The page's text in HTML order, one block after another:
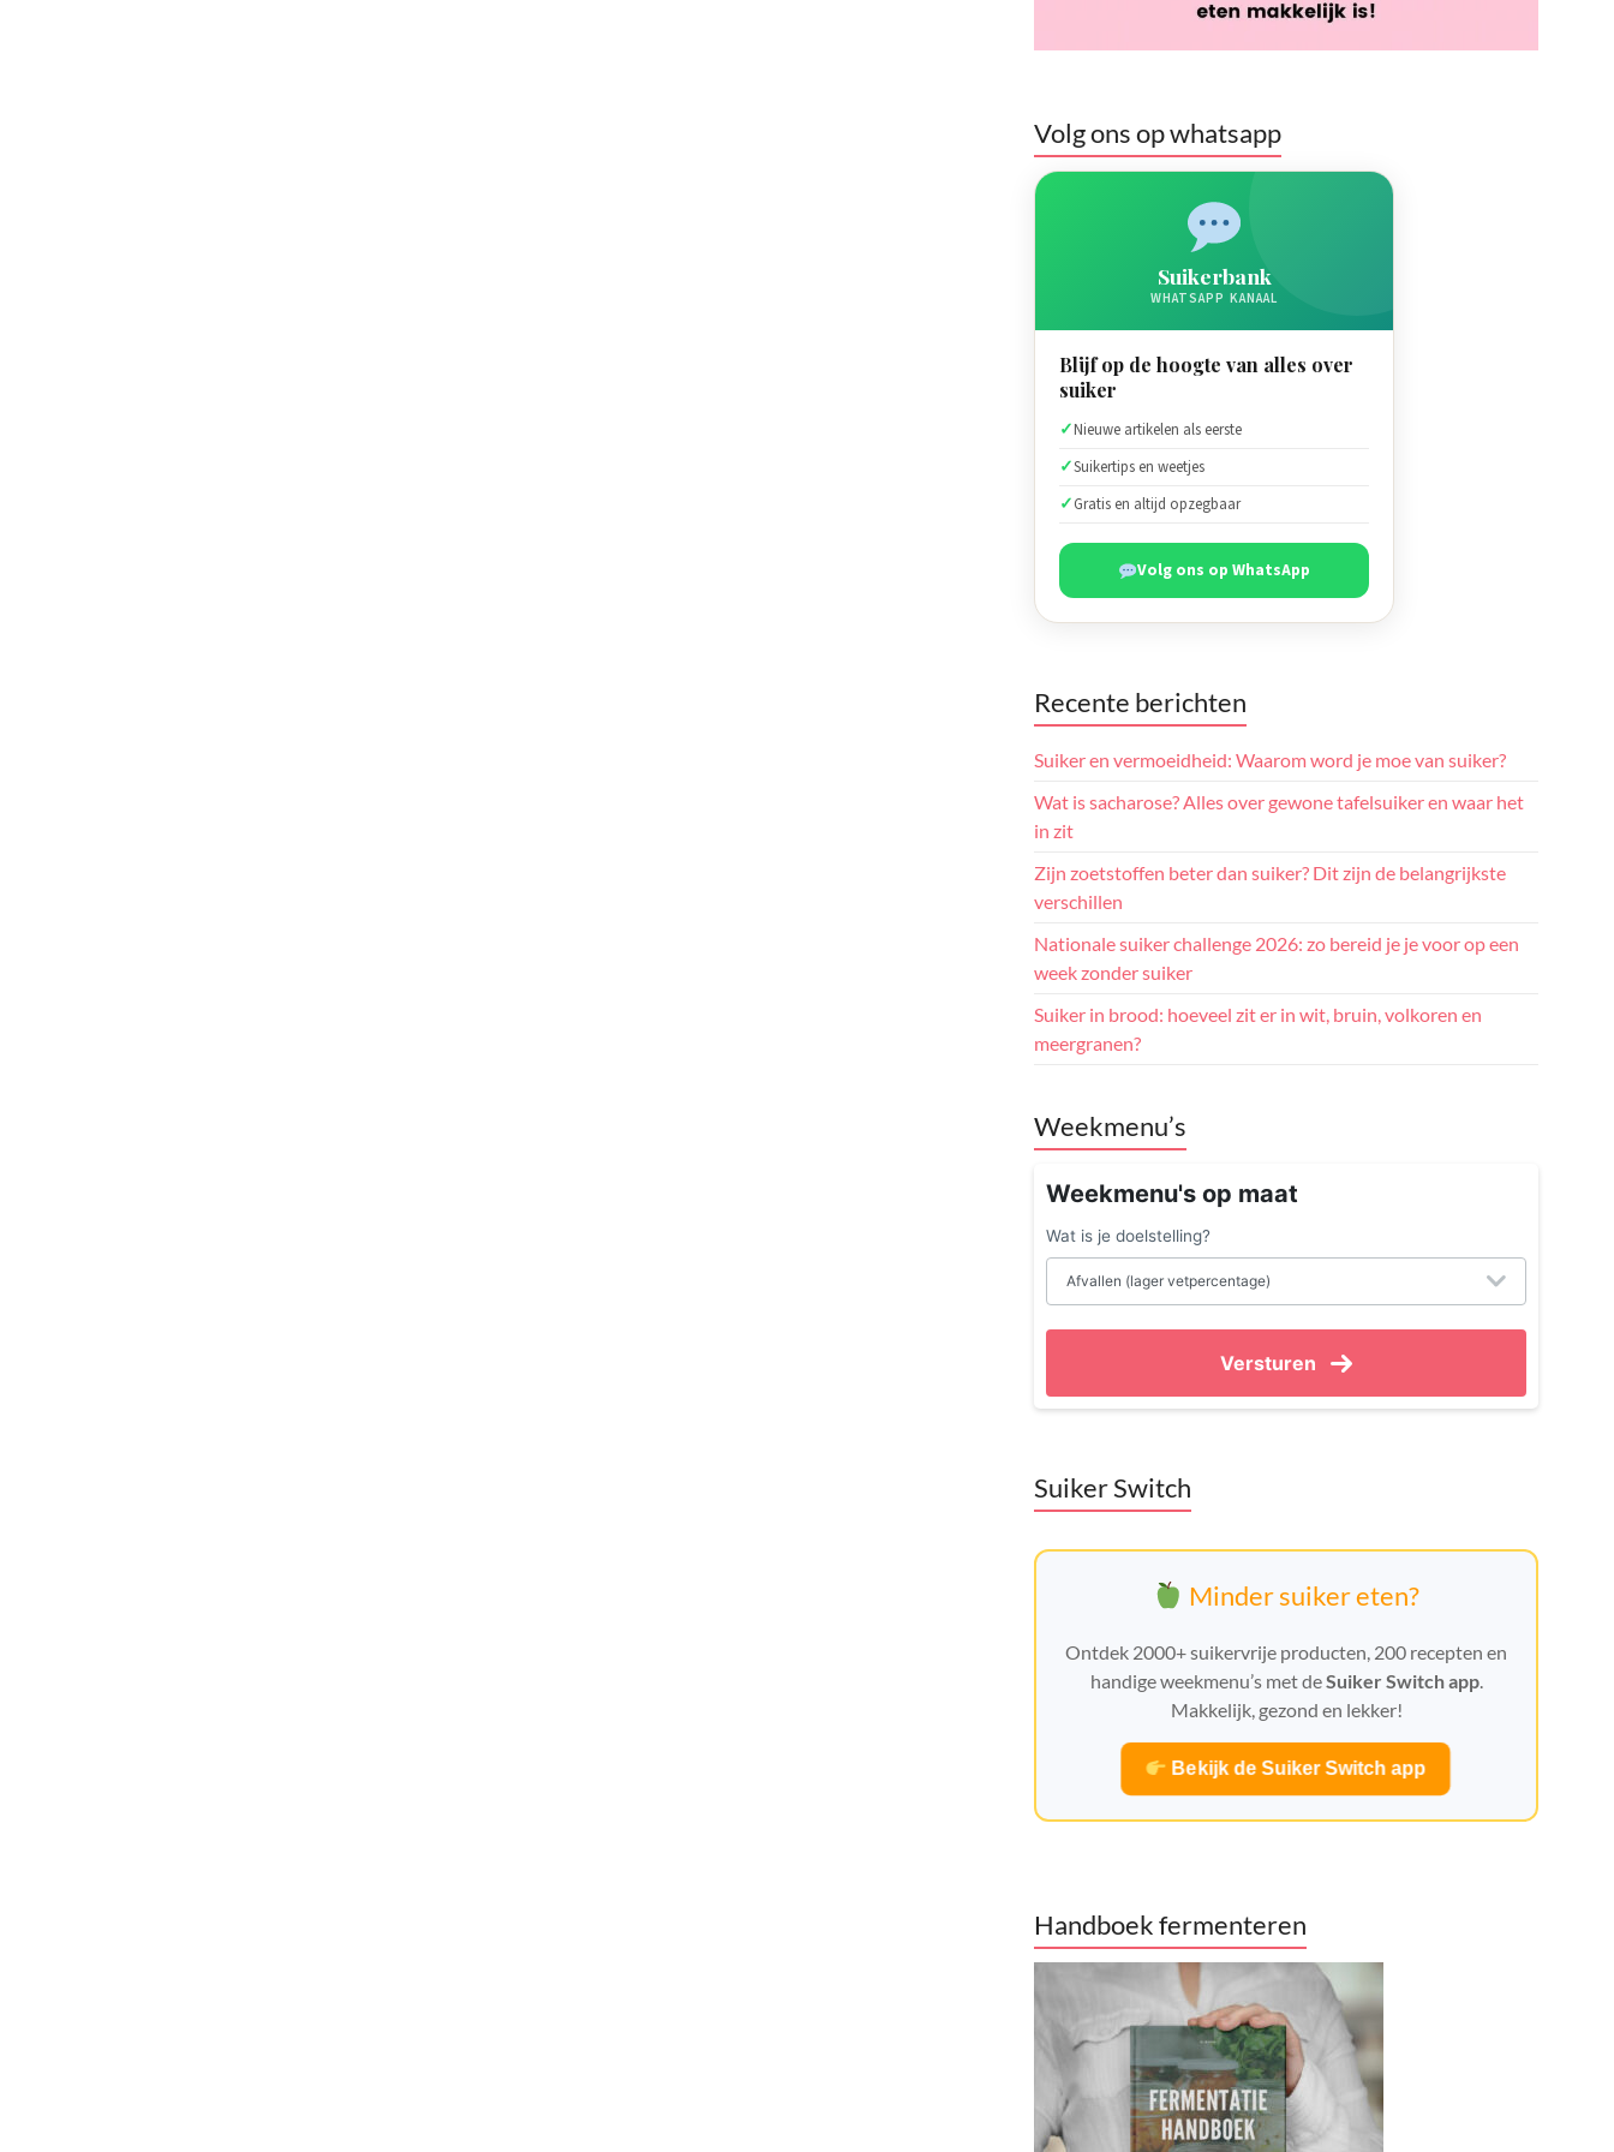
Volg ons op whatsapp
Suikerbank
WHATSAPP KANAAL
Blijf op de hoogte van alles over
suiker
Nieuwe artikelen als eerste
Suikertips en weetjes
Gratis en altijd opzegbaar
Volg ons op WhatsApp
Recente berichten
Suiker en vermoeidheid: Waarom word je moe van suiker?
Wat is sacharose? Alles over gewone tafelsuiker en waar het
in zit
Zijn zoetstoffen beter dan suiker? Dit zijn de belangrijkste
verschillen
Nationale suiker challenge 2026: zo bereid je je voor op een
week zonder suiker
Suiker in brood: hoeveel zit er in wit, bruin, volkoren en
meergranen?
Weekmenu’s
Weekmenu's op maat
Wat is je doelstelling?
Versturen
Suiker Switch
Minder suiker eten?
Ontdek 2000+ suikervrije producten, 200 recepten en
handige weekmenu’s met deSuiker Switch app.
Makkelijk, gezond en lekker!
Bekijk de Suiker Switch app
Handboek fermenteren